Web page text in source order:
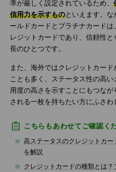
準が厳しく設定されているため、
信用力を示すものといえます。
ールドカードとプラチナカード
レジットカードであり、信頼性
長のひとつです。
また、海外ではクレジットカー
ことも多く、ステータス性の高
用度の高さを示すことにもつな
される一枚を持ちたい方にふさわ
こちらもあわせてご確認く
高ステータスのクレジットカ
を解説
クレジットカードの種類とは